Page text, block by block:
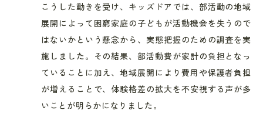
こうした動きを受け、キッズドアでは、部活動の地域
展開によって困窮家庭の子どもが活動機会を失うので
はないかという懸念から、実態把握のための調査を実
施しました。その結果、部活動費が家計の負担となっ
ていることに加え、地域展開により費用や保護者負担
が増えることで、体験格差の拡大を不安視する声が多
いことが明らかになりました。